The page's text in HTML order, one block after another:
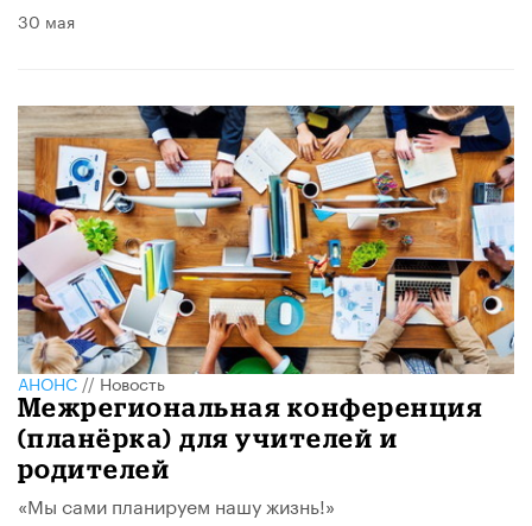
30 мая
АНОНС//Новость
Межрегиональная конференция
(планёрка) для учителей и
родителей
«Мы сами планируем нашу жизнь!»